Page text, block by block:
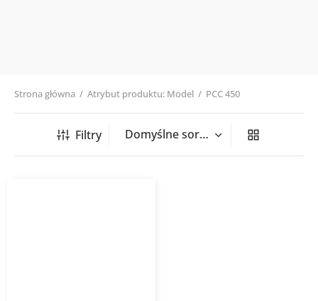
Strona główna / Atrybut produktu: Model / PCC 450
Filtry